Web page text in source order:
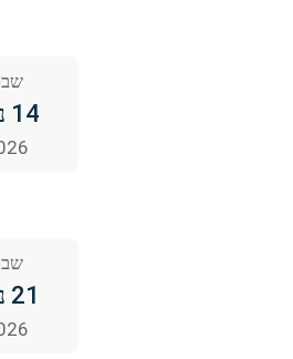
14 נוב'
21 נוב'